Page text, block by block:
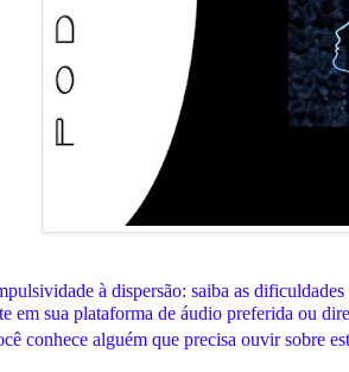
à dispersão: saiba as
em sua plataforma de áudio preferida ou
conhece alguém que precisa ouvir sobre